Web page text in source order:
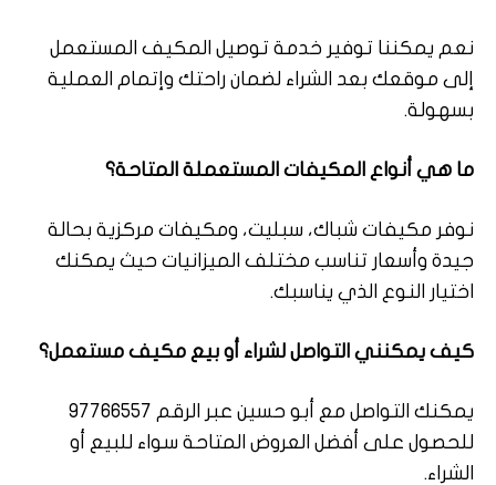
نعم يمكننا توفير خدمة توصيل المكيف المستعمل
إلى موقعك بعد الشراء لضمان راحتك وإتمام العملية
بسهولة.
ما هي أنواع المكيفات المستعملة المتاحة؟
نوفر مكيفات شباك، سبليت، ومكيفات مركزية بحالة
جيدة وأسعار تناسب مختلف الميزانيات حيث يمكنك
اختيار النوع الذي يناسبك.
كيف يمكنني التواصل لشراء أو بيع مكيف مستعمل؟
يمكنك التواصل مع أبو حسين عبر الرقم 97766557
للحصول على أفضل العروض المتاحة سواء للبيع أو
الشراء.